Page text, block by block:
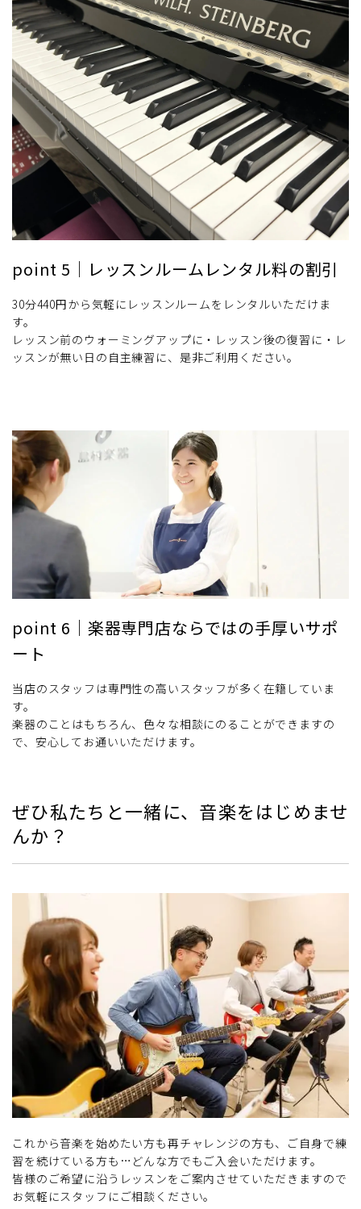
point 5｜レッスンルームレンタル料の割引
30分440円から気軽にレッスンルームをレンタルいただけま
す。
レッスン前のウォーミングアップに・レッスン後の復習に・レ
ッスンが無い日の自主練習に、是非ご利用ください。
point 6｜楽器専門店ならではの手厚いサポ
ート
当店のスタッフは専門性の高いスタッフが多く在籍していま
す。
楽器のことはもちろん、色々な相談にのることができますの
で、安心してお通いいただけます。
ぜひ私たちと一緒に、音楽をはじめませ
んか？
これから音楽を始めたい方も再チャレンジの方も、ご自身で練
習を続けている方も…どんな方でもご入会いただけます。
皆様のご希望に沿うレッスンをご案内させていただきますので
お気軽にスタッフにご相談ください。